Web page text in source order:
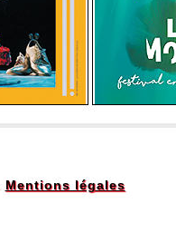
Mentions légales